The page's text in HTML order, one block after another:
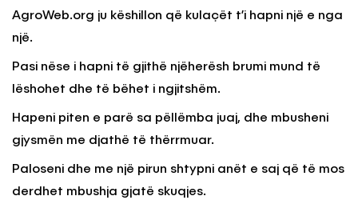
AgroWeb.org ju këshillon që kulaçët t’i hapni një e nga
një.
Pasi nëse i hapni të gjithë njëherësh brumi mund të
lëshohet dhe të bëhet i ngjitshëm.
Hapeni piten e parë sa pëllëmba juaj, dhe mbusheni
gjysmën me djathë të thërrmuar.
Paloseni dhe me një pirun shtypni anët e saj që të mos
derdhet mbushja gjatë skuqjes.